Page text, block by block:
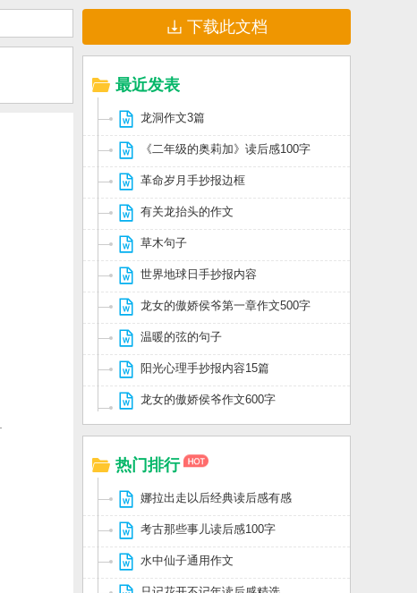
下载此文档
最近发表
龙洞作文3篇
《二年级的奥莉加》读后感100字
革命岁月手抄报边框
有关龙抬头的作文
草木句子
世界地球日手抄报内容
龙女的傲娇侯爷第一章作文500字
温暖的弦的句子
阳光心理手抄报内容15篇
龙女的傲娇侯爷作文600字
热门排行
娜拉出走以后经典读后感有感
考古那些事儿读后感100字
水中仙子通用作文